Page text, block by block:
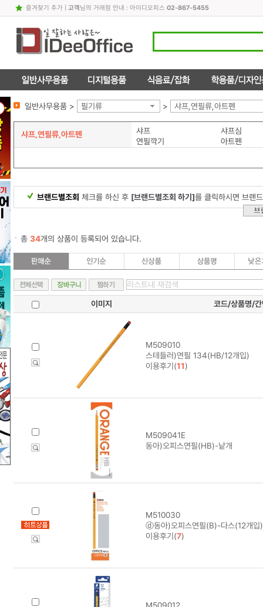
즐겨찾기 추가| 고객님의 거래점 안내 : 아이디오피스 02-867-5455
일반사무용품 > 필기류 > 샤프,연필류,아트펜
샤프,연필류,아트펜 샤프
샤프심
연필깍기
아트펜
브랜드별조회 체크를 하신 후 [브랜드별조회 하기]를 클릭하시면 브랜
총 34개의 상품이 등록되어 있습니다.
이미지 코드/상품명/간
M509010
스테들러)연필 134(HB/12개입)
이용후기(11)
M509041E
동아)오피스연필(HB)-낱개
M510030
ⓓ동아)오피스연필(B)-다스(12개입)
이용후기(7)
M509012